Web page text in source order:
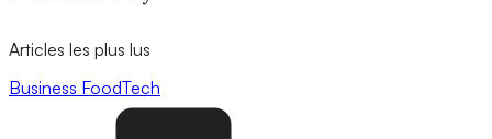
Articles les plus lus
Business FoodTech